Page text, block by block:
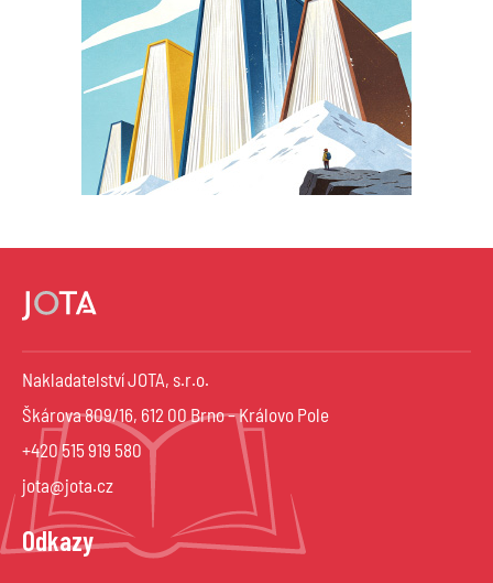
Nakladatelství JOTA, s.r.o.
Škárova 809/16, 612 00 Brno – Královo Pole
+420 515 919 580
jota@jota.cz
Odkazy